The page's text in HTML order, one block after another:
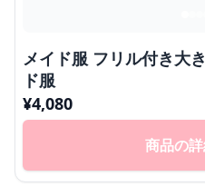
メイド服 フリル付き大
ド服
¥4,080
商品の